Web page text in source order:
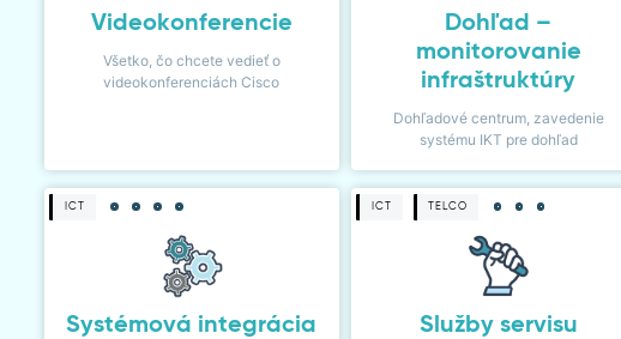
Videokonferencie
Všetko, čo chcete vedieť o
videokonferenciách Cisco
Dohľad –
monitorovanie
infraštruktúry
Dohľadové centrum, zavedenie
systému IKT pre dohľad
ICT
Systémová integrácia
ICT TELCO
Služby servisu